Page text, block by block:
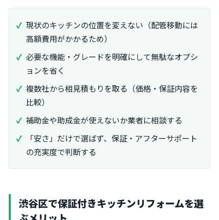
現状のキッチンの位置を変えない（配管移動には
高額費用がかかるため）
必要な機能・グレードを明確にして無駄なオプシ
ョンを省く
複数社から相見積もりを取る（価格・保証内容を
比較）
補助金や助成金が使えないか業者に相談する
「安さ」だけで選ばず、保証・アフターサポート
の充実度で判断する
渋谷区で保証付きキッチンリフォームを選